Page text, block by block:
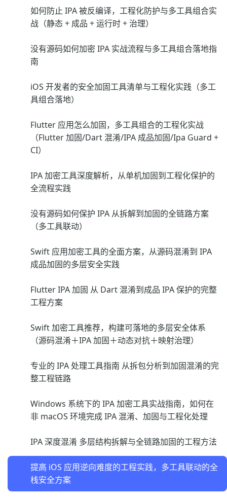
如何防止 IPA 被反编译，工程化防护与多工具组合实
战（静态 + 成品 + 运行时 + 治理）
没有源码如何加密 IPA 实战流程与多工具组合落地指
南
iOS 开发者的安全加固工具清单与工程化实践（多工
具组合落地）
Flutter 应用怎么加固，多工具组合的工程化实战
（Flutter 加固/Dart 混淆/IPA 成品加固/Ipa Guard +
CI）
IPA 加密工具深度解析，从单机加固到工程化保护的
全流程实践
没有源码如何保护 IPA 从拆解到加固的全链路方案
（多工具联动）
Swift 应用加密工具的全面方案，从源码混淆到 IPA
成品加固的多层安全实践
Flutter IPA 加固 从 Dart 混淆到成品 IPA 保护的完整
工程方案
Swift 加密工具推荐，构建可落地的多层安全体系
（源码混淆＋IPA 加固＋动态对抗＋映射治理）
专业的 IPA 处理工具指南 从拆包分析到加固混淆的完
整工程链路
Windows 系统下的 IPA 加密工具实战指南，如何在
非 macOS 环境完成 IPA 混淆、加固与工程化处理
IPA 深度混淆 多层结构拆解与全链路加固的工程方法
提高 iOS 应用逆向难度的工程实践，多工具联动的全
栈安全方案